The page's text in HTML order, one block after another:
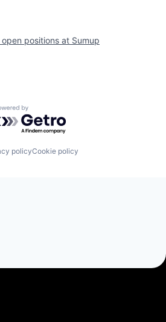
open positions at Sumup
by Getro.com
policyCookie policy